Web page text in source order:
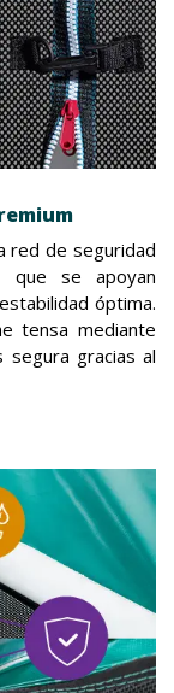
red de seguridad
que se apoyan
óptima.
tensa mediante
gracias al